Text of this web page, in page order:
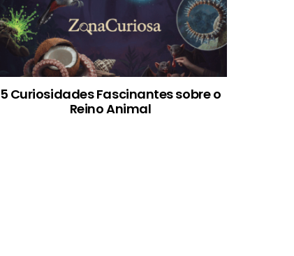
5 Curiosidades Fascinantes sobre o
Reino Animal